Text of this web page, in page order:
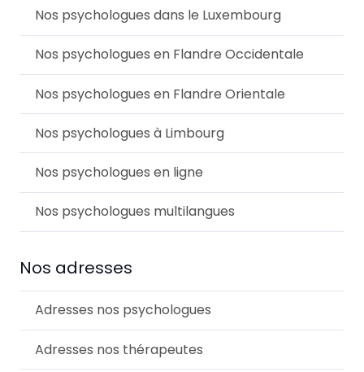
Nos psychologues dans le Luxembourg
Nos psychologues en Flandre Occidentale
Nos psychologues en Flandre Orientale
Nos psychologues à Limbourg
Nos psychologues en ligne
Nos psychologues multilangues
Nos adresses
Adresses nos psychologues
Adresses nos thérapeutes